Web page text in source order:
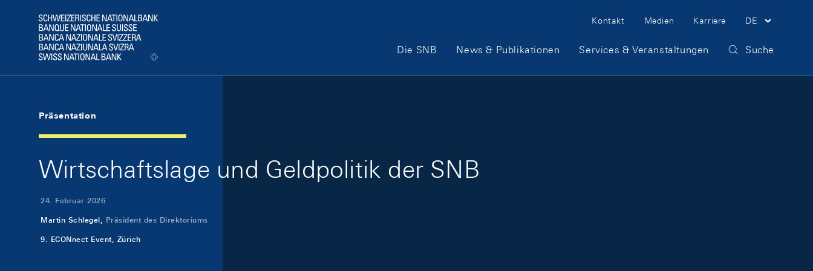
Logo
Meta Navigation
Kontakt Medien Karriere DE
Hauptnavigation
Die SNB News & Publikationen Services & Veranstaltungen Suche
Präsentation
Wirtschaftslage und Geldpolitik der SNB
24. Februar 2026
Martin Schlegel, Präsident des Direktoriums
9. ECONnect Event, Zürich